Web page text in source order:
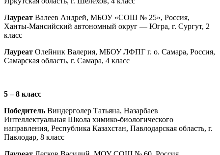
Лауреат Валеев Андрей, МБОУ «СОШ № 25», Россия,
Ханты-Мансийский автономный округ — Югра, г. Сургут, 2
класс
Лауреат Олейник Валерия, МБОУ ЛФПГ г. о. Самара, Россия,
Самарская область, г. Самара, 4 класс
5 – 8 класс
Победитель Виндерголер Татьяна, Назарбаев
Интеллектуальная Школа химико-биологического
направления, Республика Казахстан, Павлодарская область, г.
Павлодар, 8 класс